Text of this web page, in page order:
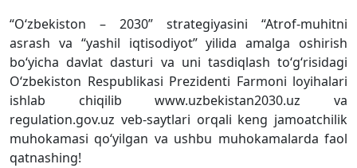
“O‘zbekiston – 2030” strategiyasini “Atrof-muhitni
asrash va “yashil iqtisodiyot” yilida amalga oshirish
boʻyicha davlat dasturi va uni tasdiqlash toʻg‘risidagi
O‘zbekiston Respublikasi Prezidenti Farmoni loyihalari
ishlab chiqilib www.uzbekistan2030.uz va
regulation.gov.uz veb-saytlari orqali keng jamoatchilik
muhokamasi qo‘yilgan va ushbu muhokamalarda faol
qatnashing!